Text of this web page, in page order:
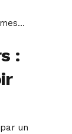
:
un